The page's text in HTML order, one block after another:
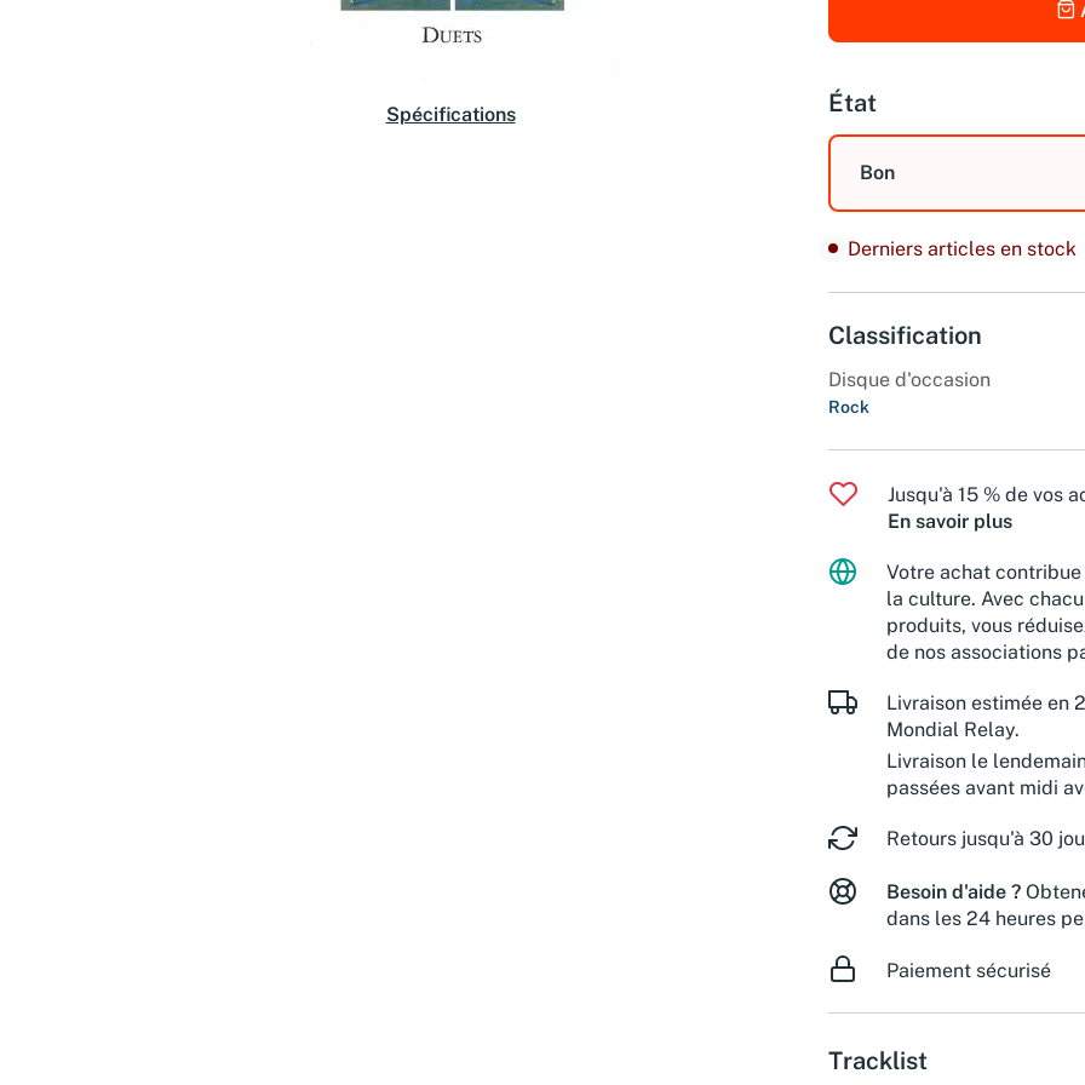
Spécifications État
Bon
Derniers articles en stock
Classification
Disque d'occasion
Rock
Jusqu'à 15 % de vos
En savoir plus
Votre achat
la culture. Avec
produits, vous
de nos associations
Livraison estimée en
Mondial Relay.
Livraison le
passées avant midi
Retours jusqu'à 30
Besoin d'aide ?
dans les 24 heures
Paiement sécurisé
Tracklist